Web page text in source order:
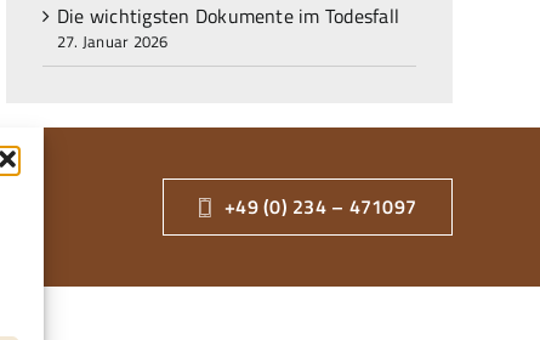
Die wichtigsten Dokumente im Todesfall
27. Januar 2026
+49 (0) 234 – 471097